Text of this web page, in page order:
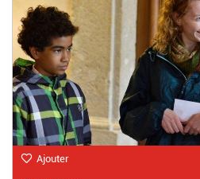
Ajouter